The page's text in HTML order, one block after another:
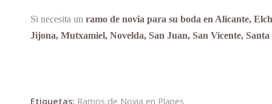
Si necesita un ramo de novia para su boda en Alicante,
Jijona, Mutxamiel, Novelda, San Juan, San Vicente,
Etiquetas: Ramos de Novia en Planes